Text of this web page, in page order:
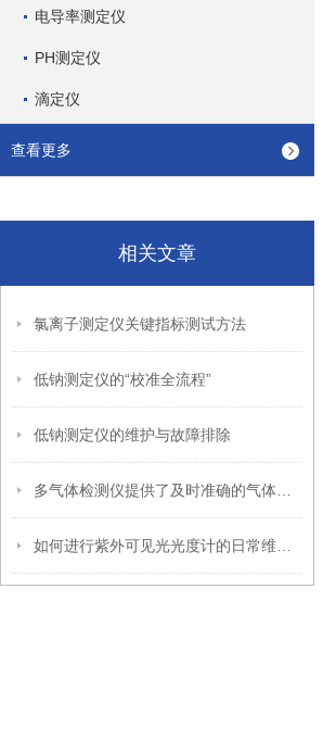
电导率测定仪
PH测定仪
滴定仪
查看更多
相关文章
氯离子测定仪关键指标测试方法
低钠测定仪的“校准全流程”
低钠测定仪的维护与故障排除